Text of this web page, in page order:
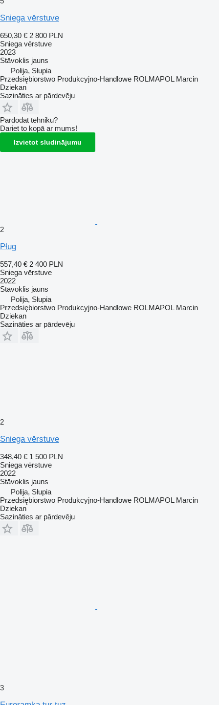
Sniega vērstuve
650,30 € 2 800 PLN
Sniega vērstuve
2023
Stāvoklis jauns
Polija, Słupia
Przedsiębiorstwo Produkcyjno-Handlowe ROLMAPOL Marcin
Dziekan
Sazināties ar pārdevēju
Pārdodat tehniku?
Dariet to kopā ar mums!
Izvietot sludinājumu
2
Pług
557,40 € 2 400 PLN
Sniega vērstuve
2022
Stāvoklis jauns
Polija, Słupia
Przedsiębiorstwo Produkcyjno-Handlowe ROLMAPOL Marcin
Dziekan
Sazināties ar pārdevēju
2
Sniega vērstuve
348,40 € 1 500 PLN
Sniega vērstuve
2022
Stāvoklis jauns
Polija, Słupia
Przedsiębiorstwo Produkcyjno-Handlowe ROLMAPOL Marcin
Dziekan
Sazināties ar pārdevēju
3